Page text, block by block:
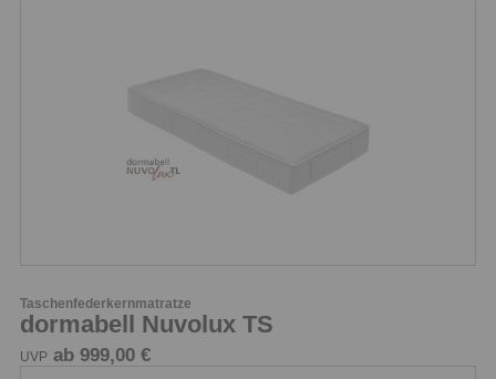
Taschenfederkernmatratze
dormabell Nuvolux TS
UVP ab 999,00 €